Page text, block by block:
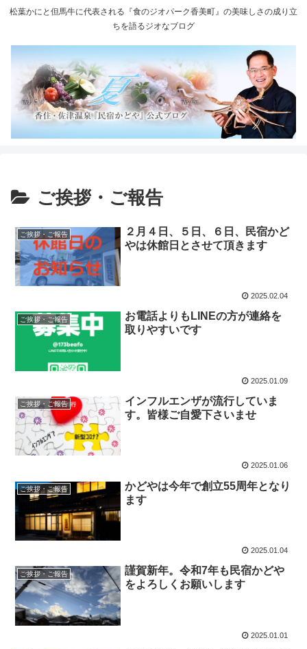
松葉かにと但馬牛に代表される『食のジオパーク香美町』の美味しさの成り立
ちを語るジオなブログ
ご挨拶・ご報告
ご挨拶・ご報告
２月４日、５日、６日、民宿かど
やは休館日とさせて頂きます
2025.02.04
ご挨拶・ご報告
お電話よりもLINEの方が連絡を
取りやすいです
2025.01.09
ご挨拶・ご報告
インフルエンザが流行していま
す。皆様ご自愛下さいませ
2025.01.06
ご挨拶・ご報告
かどやは今年で創立55周年となり
ます
2025.01.04
ご挨拶・ご報告
謹賀新年。令和7年も民宿かどや
をよろしくお願いします
2025.01.01